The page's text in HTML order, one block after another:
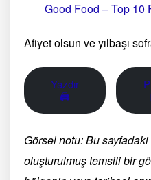
Good Food – Top 10
Afiyet olsun ve yılbaşı
Yazdır
🖨
Görsel notu: Bu
oluşturulmuş temsili bir